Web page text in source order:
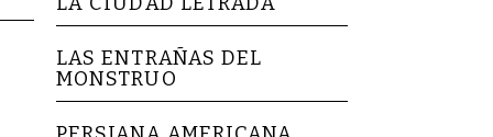
LAS ENTRAÑAS DEL
MONSTRUO